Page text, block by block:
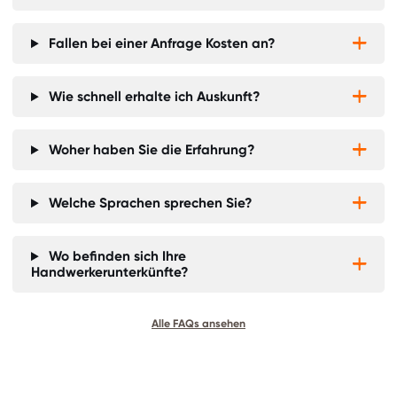
Fallen bei einer Anfrage Kosten an? 

Wie schnell erhalte ich Auskunft? 

Woher haben Sie die Erfahrung? 

Welche Sprachen sprechen Sie? 

Wo befinden sich Ihre
Handwerkerunterkünfte?


Alle FAQs ansehen